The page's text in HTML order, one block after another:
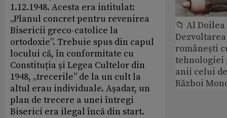
1.12.1948. Acesta era intitulat:
„Planul concret pentru revenirea
Bisericii greco-catolice la
ortodoxie”. Trebuie spus din capul
locului că, în conformitate cu
Constituția și Legea Cultelor din
1948, „trecerile” de la un cult la
altul erau individuale. Așadar, un
plan de trecere a unei întregi
Biserici era ilegal încă din start.
📁 Al
românești
tehnologiei
anii celui
Război